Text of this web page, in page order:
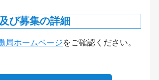
び募集の詳細
局ホームページをご確認ください。